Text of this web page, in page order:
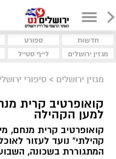
חדשות ספורט
מגזין ירושלים
לייף סטייל
מגזין ירושלים > סיפורי
קואופרטיב קרית
למען הקהילה
קואופרטיב קרית מנחם,
קהילתי" נועד לעזור
המתגוררת בשכונה,